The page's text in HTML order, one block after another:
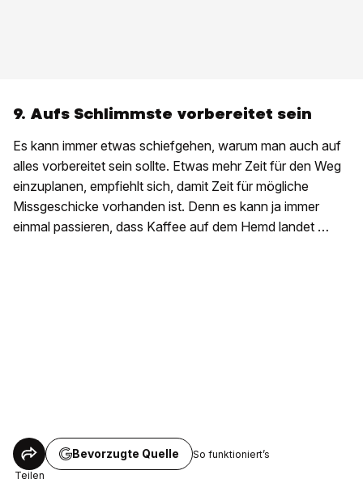
9. Aufs Schlimmste vorbereitet sein
Es kann immer etwas schiefgehen, warum man auch auf
alles vorbereitet sein sollte. Etwas mehr Zeit für den Weg
einzuplanen, empfiehlt sich, damit Zeit für mögliche
Missgeschicke vorhanden ist. Denn es kann ja immer
einmal passieren, dass Kaffee auf dem Hemd landet …
Teilen
Bevorzugte Quelle So funktioniert’s